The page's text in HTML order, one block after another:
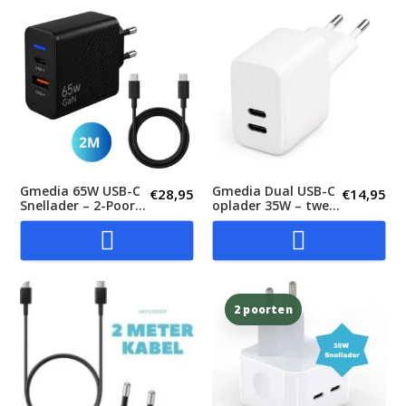
Gmedia 65W USB-C
Snellader – 2-Poorts
Power Delivery
€28,95

Gmedia Dual USB-C
oplader 35W – twee
apparaten krachtig
€14,95

2 poorten